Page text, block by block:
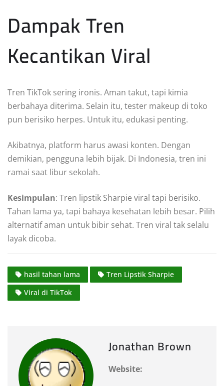
Dampak Tren
Kecantikan Viral
Tren TikTok sering ironis. Aman takut, tapi kimia
berbahaya diterima. Selain itu, tester makeup di toko
pun berisiko herpes. Untuk itu, edukasi penting.
Akibatnya, platform harus awasi konten. Dengan
demikian, pengguna lebih bijak. Di Indonesia, tren ini
ramai saat libur sekolah.
Kesimpulan: Tren lipstik Sharpie viral tapi berisiko.
Tahan lama ya, tapi bahaya kesehatan lebih besar. Pilih
alternatif aman untuk bibir sehat. Tren viral tak selalu
layak dicoba.
hasil tahan lama
Tren Lipstik Sharpie
Viral di TikTok
Jonathan Brown
Website: